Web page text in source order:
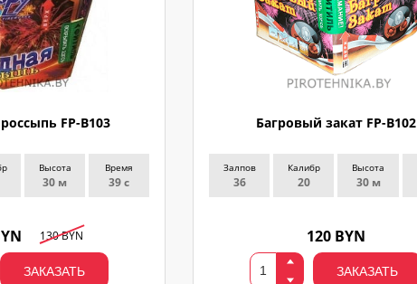
FP-B103
Высота
30 м
Время
39 с
130 BYN
ЗАКАЗАТЬ
Багровый закат FP-B102
Залпов
36
Калибр
20
Высота
30 м
120 BYN
ЗАКАЗАТЬ